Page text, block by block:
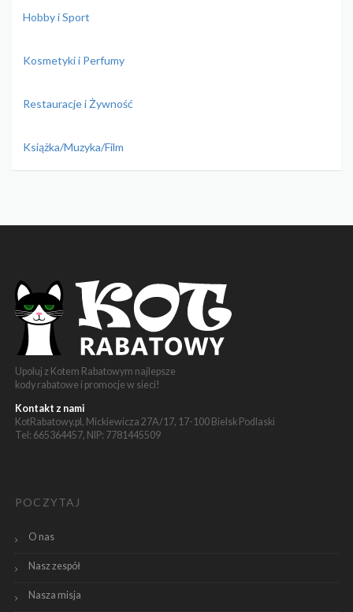
Hobby i Sport
Kosmetyki i Perfumy
Restauracje i Żywność
Książka/Muzyka/Film
Upoluj z Kotem Rabatowym najlepsze
kody rabatowe i promocje w sieci!
Kontakt z nami
KotRabatowy.pl, Mickiewicza 27A/17, 17-100 Bielsk Podlaski
Tel: 665364457, NIP: 7781445509
POCZYTAJ
O nas
Nasz zespół
Nasza misja